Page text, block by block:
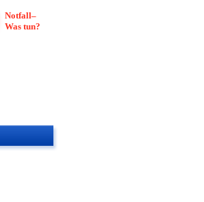
Notfall–
Was tun?